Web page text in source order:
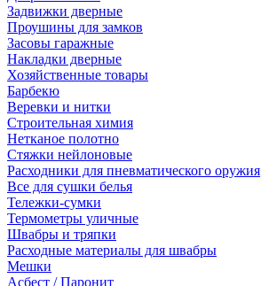
Задвижки дверные
Проушины для замков
Засовы гаражные
Накладки дверные
Хозяйственные товары
Барбекю
Веревки и нитки
Строительная химия
Нетканое полотно
Стяжки нейлоновые
Расходники для пневматического оружия
Все для сушки белья
Тележки-сумки
Термометры уличные
Швабры и тряпки
Расходные материалы для швабры
Мешки
Асбест / Паронит